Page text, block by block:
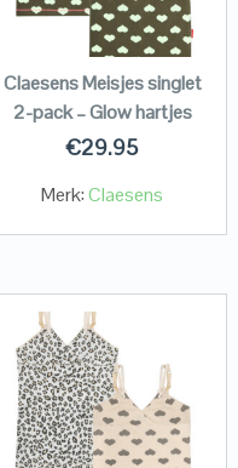
Claesens Meisjes singlet
2-pack – Glow hartjes
€29.95
Merk:Claesens